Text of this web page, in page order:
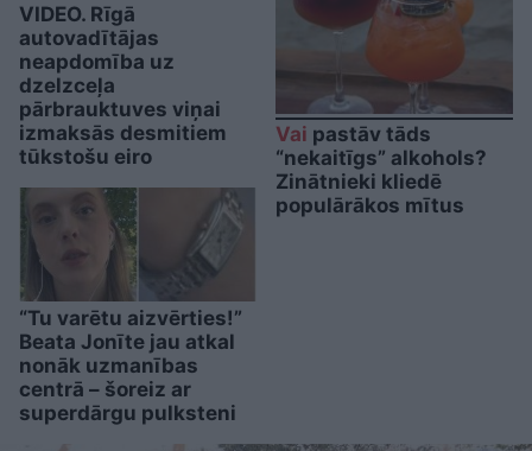
VIDEO. Rīgā
autovadītājas
neapdomība uz
dzelzceļa
pārbrauktuves viņai
izmaksās desmitiem
tūkstošu eiro
“Tu varētu aizvērties!”
Beata Jonīte jau atkal
nonāk uzmanības
centrā – šoreiz ar
superdārgu pulksteni
Vai pastāv tāds
“nekaitīgs” alkohols?
Zinātnieki kliedē
populārākos mītus